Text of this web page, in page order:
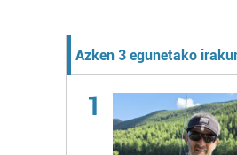
Azken 3 egunetako
1